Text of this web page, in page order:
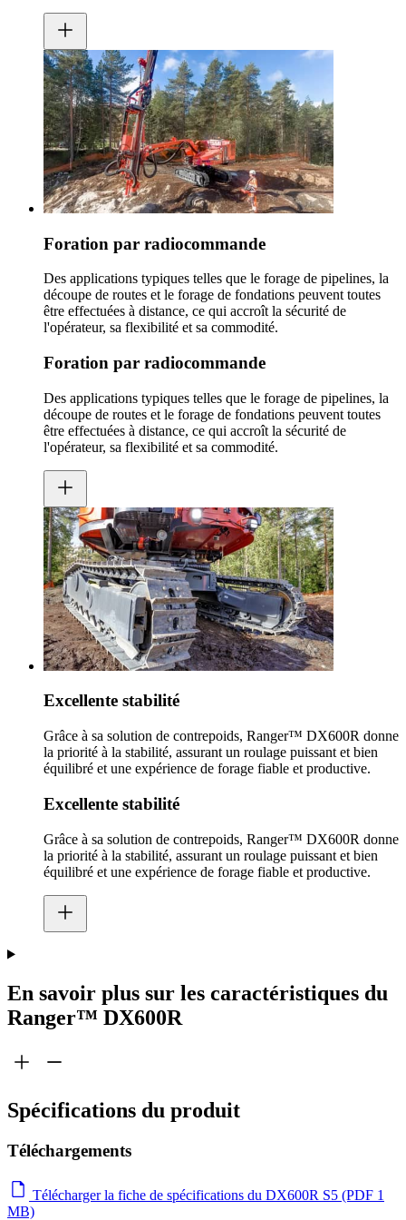
Foration par radiocommande
Des applications typiques telles que le forage de pipelines, la
découpe de routes et le forage de fondations peuvent toutes
être effectuées à distance, ce qui accroît la sécurité de
l'opérateur, sa flexibilité et sa commodité.
Foration par radiocommande
Des applications typiques telles que le forage de pipelines, la
découpe de routes et le forage de fondations peuvent toutes
être effectuées à distance, ce qui accroît la sécurité de
l'opérateur, sa flexibilité et sa commodité.
Excellente stabilité
Grâce à sa solution de contrepoids, Ranger™ DX600R donne
la priorité à la stabilité, assurant un roulage puissant et bien
équilibré et une expérience de forage fiable et productive.
Excellente stabilité
Grâce à sa solution de contrepoids, Ranger™ DX600R donne
la priorité à la stabilité, assurant un roulage puissant et bien
équilibré et une expérience de forage fiable et productive.
En savoir plus sur les caractéristiques du
Ranger™ DX600R
Spécifications du produit
Téléchargements
Télécharger la fiche de spécifications du DX600R S5 (PDF 1
MB)